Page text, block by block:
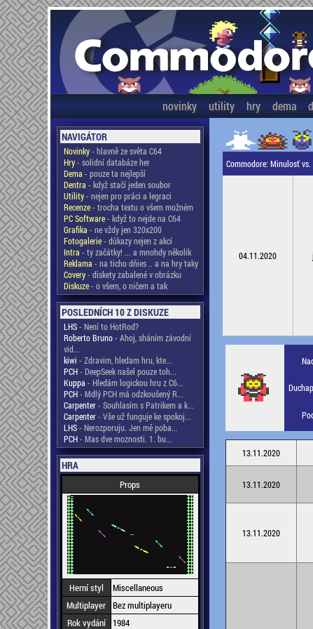
novinky utility hry dema
NAVIGÁTOR
Novinky- hlavně ze světa C64
Hry- solidní databáze her
Dema - pouze ta nejlepší
Dentra - když stačí jeden soubor
Utility- nejen pro práci a legraci
Recenze- trocha textu o všem možném
PC Software- když to nejde na C64
Grafika - ne vždy jen 320x200
Fotogalerie- důkazy nejen z akcí
Intra - ty začátky! ... a mnohdy několik
Reklama - na ticho dňies .. a na hry taky
Covery- diskety zabalené v obrázku
Diskuze- o všem, o ničem a tak
POSLEDNÍCH 10 Z DISKUZE
LHS- Není to HotRod?
Roberto Bruno- Ahoj, sháním závodní
vid...
kiwi - Zdravim, hledam hru, kte...
PCH- DeepSeek našel pouze toh...
Kuppa - Hledám logickou hru z C6...
PCH- Mdlý PCH má odzkoušený R...
Carpenter- Souhlasím s Patrikem a k...
Carpenter- Vše už funguje ke spokoj...
LHS- Nerozporuju. Jen mě poba...
PCH- Mas dve moznosti. 1. bu...
HRA
Props
Herní styl
Miscellaneous
Multiplayer Bez multiplayeru
Rok vydání
1984
Commodore: Minulosť
04.11.2020
13.11.2020
13.11.2020
13.11.2020